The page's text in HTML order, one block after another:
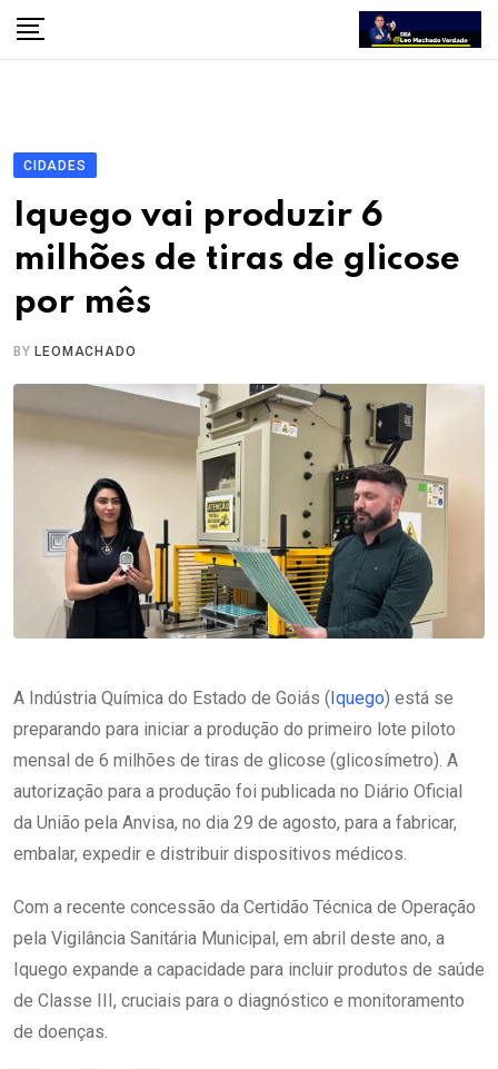
Skip
CIDADES
Iquego vai produzir 6
milhões de tiras de glicose
por mês
BYLEOMACHADO
A Indústria Química do Estado de Goiás ( Iquego) está se
preparando para iniciar a produção do primeiro lote piloto
mensal de 6 milhões de tiras de glicose (glicosímetro). A
autorização para a produção foi publicada no Diário Oficial
da União pela Anvisa, no dia 29 de agosto, para a fabricar,
embalar, expedir e distribuir dispositivos médicos.
Com a recente concessão da Certidão Técnica de Operação
pela Vigilância Sanitária Municipal, em abril deste ano, a
Iquego expande a capacidade para incluir produtos de saúde
de Classe III, cruciais para o diagnóstico e monitoramento
de doenças.